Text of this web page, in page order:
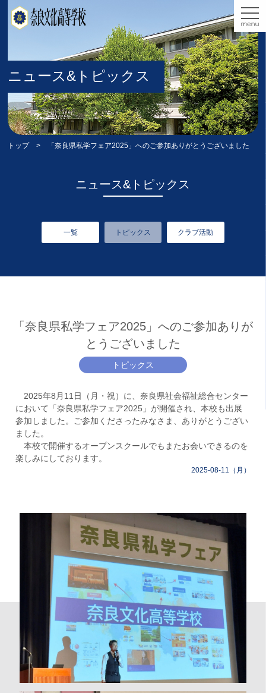
ニュース&トピックス
トップ> 「奈良県私学フェア2025」へのご参加ありがとうございました
ニュース&トピックス
一覧 トピックス クラブ活動
「奈良県私学フェア2025」へのご参加ありが
とうございました
トピックス
2025年8月11日（月・祝）に、奈良県社会福祉総合センター
において「奈良県私学フェア2025」が開催され、本校も出展
参加しました。ご参加くださったみなさま、ありがとうござい
ました。⁡
本校で開催するオープンスクールでもまたお会いできるのを
楽しみにしております。
2025-08-11（月）